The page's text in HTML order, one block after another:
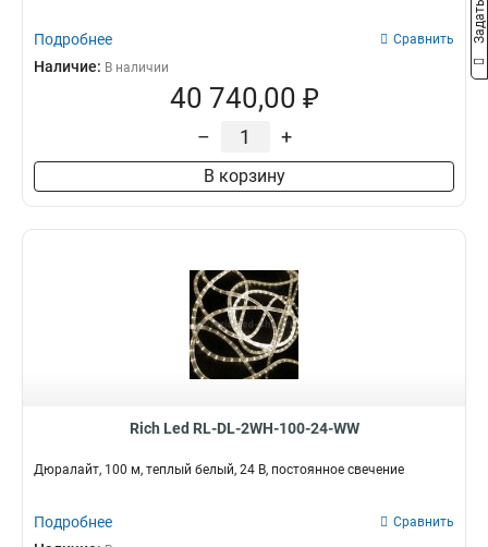
Подробнее Сравнить
Наличие: В наличии
40 740,00 ₽
– +
В корзину
Rich Led RL-DL-2WH-100-24-WW
Дюралайт, 100 м, теплый белый, 24 В, постоянное свечение
Подробнее Сравнить